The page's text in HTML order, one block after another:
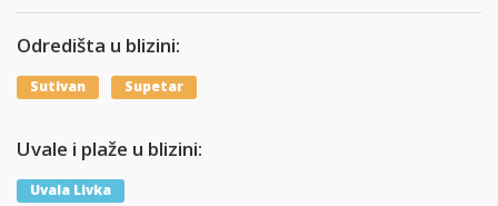
Odredišta u blizini:
Sutivan Supetar
Uvale i plaže u blizini:
Uvala Livka